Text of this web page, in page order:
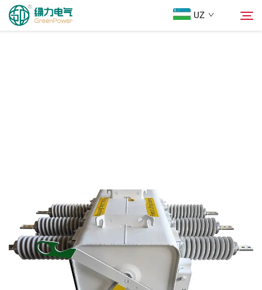
UZ
Юкلاш
Biz bilan bog'lanish